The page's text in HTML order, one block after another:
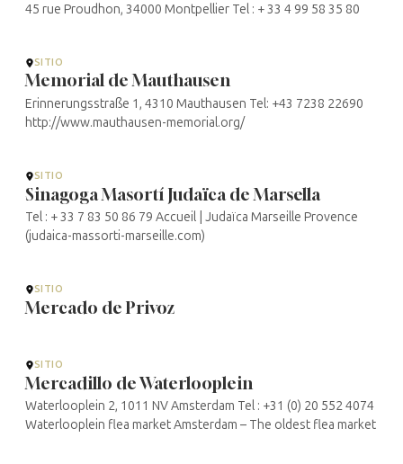
45 rue Proudhon, 34000 Montpellier Tel : + 33 4 99 58 35 80
SITIO
Memorial de Mauthausen
Erinnerungsstraße 1, 4310 Mauthausen Tel: +43 7238 22690
http://www.mauthausen-memorial.org/
SITIO
Sinagoga Masortí Judaïca de Marsella
Tel : + 33 7 83 50 86 79 Accueil | Judaïca Marseille Provence
(judaica-massorti-marseille.com)
SITIO
Mercado de Privoz
SITIO
Mercadillo de Waterlooplein
Waterlooplein 2, 1011 NV Amsterdam Tel : +31 (0) 20 552 4074
Waterlooplein flea market Amsterdam – The oldest flea market